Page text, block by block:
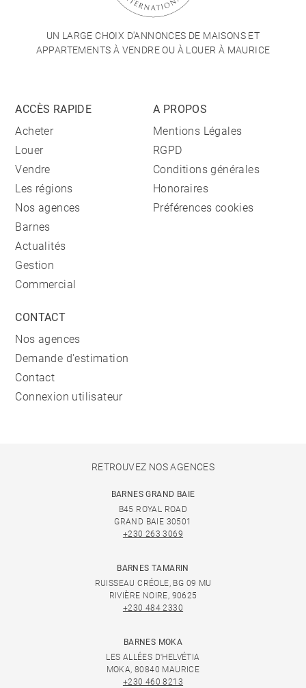
UN LARGE CHOIX D'ANNONCES DE MAISONS ET
APPARTEMENTS À VENDRE OU À LOUER À MAURICE
ACCÈS RAPIDE
Acheter
Louer
Vendre
Les régions
Nos agences
Barnes
Actualités
Gestion
Commercial
A PROPOS
Mentions Légales
RGPD
Conditions générales
Honoraires
Préférences cookies
CONTACT
Nos agences
Demande d'estimation
Contact
Connexion utilisateur
RETROUVEZ NOS AGENCES
BARNES GRAND BAIE
B45 ROYAL ROAD
GRAND BAIE 30501
+230 263 3069
BARNES TAMARIN
RUISSEAU CRÉOLE, BG 09 MU
RIVIÈRE NOIRE, 90625
+230 484 2330
BARNES MOKA
LES ALLÉES D'HELVÉTIA
MOKA, 80840 MAURICE
+230 460 8213